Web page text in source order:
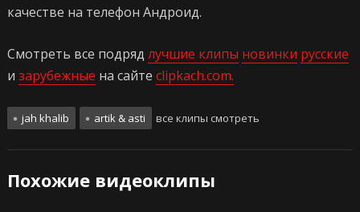
качестве на телефон Андроид.
Смотреть все подряд лучшие клипы новинки русские
и зарубежные на сайте clipkach.com.
jah khalib artik & asti все клипы смотреть
Похожие видеоклипы